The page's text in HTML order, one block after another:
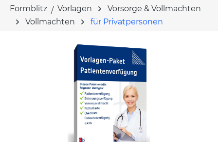
Formblitz Vorlagen
Vorsorge & Vollmachten
Vollmachten
für Privatpersonen